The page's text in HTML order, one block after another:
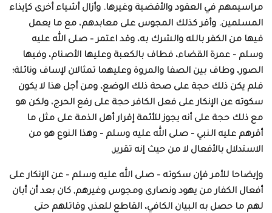
مراسيمهم في العقود والأقضية وغيرها. وأزال أشياء أخرى كإيذاء
المسلمين. وأقر كذلك المجوس على معابدهم، مع ما يعمل
فيها من الكفر بالله والشرك به، وقد اعتمر – صلى الله عليه
وسلم – عمرة القضاء، فطاف بالكعبة وعليها الأصنام، وفيها
الصور، وطاف بين الصفا والمروة وعليهما تمثالان لإساف ونائلة؛
فلم يكن ذلك حجة على صحة ذلك الوضع، ومن أجل هذا لا يكون
سكوته عن الإنكار على فعل الكافر حجة على رفع الحرج، ولكن هو
مع ذلك حجة على أنه يجوز للأئمة إقرار أهل الذمة على مثل ما
أقرهم عليه النبي – صلى الله عليه وسلم – وهذا النوع هو من
الاستدلال بالأفعال لا من حيث إنه تقرير.
وإيضاحا للأمر فإن سكوته – صلى الله عليه وسلم – عن الإنكار على
أفعال الكفار من يهود ونصارى ومجوس وغيرهم, كان بعد أن أبان
لهم ما حصل به البيان الكافي، القاطع للعذر، وقاتلهم حتى